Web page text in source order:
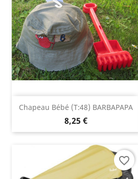
Chapeau Bébé (T:48) BARBAPAPA
8,25 €
favorite_border